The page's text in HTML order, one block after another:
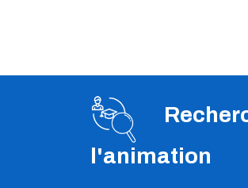
l'animation